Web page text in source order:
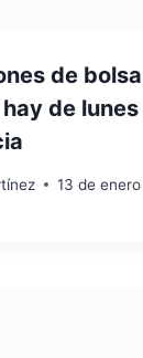
de
de
13 de